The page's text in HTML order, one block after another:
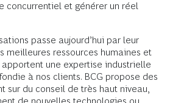
concurrentiel et générer un réel
passe aujourd’hui par leur
meilleures ressources humaines et
une expertise industrielle
à nos clients. BCG propose des
sur du conseil de très haut niveau,